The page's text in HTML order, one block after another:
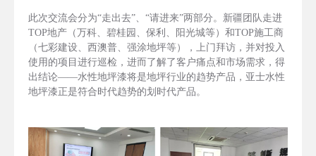
此次交流会分为“走出去”、“请进来”两部分。新疆团队走进
TOP地产（万科、碧桂园、保利、阳光城等）和TOP施工商
（七彩建设、西澳普、强涂地坪等），上门拜访，并对投入
使用的项目进行巡检，进而了解了客户痛点和市场需求，得
出结论——水性地坪漆将是地坪行业的趋势产品，亚士水性
地坪漆正是符合时代趋势的划时代产品。